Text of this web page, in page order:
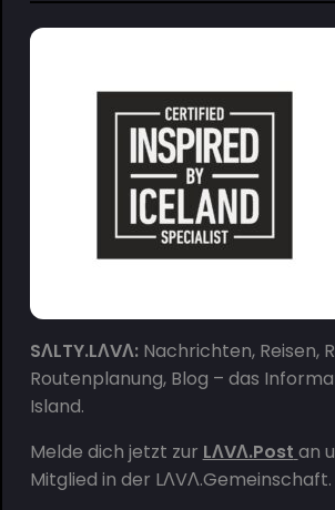
SΛLTY.LΛVΛ:Nachrichten, Reisen,
Routenplanung, Blog – das
Island.
Melde dich jetzt zur LΛVΛ.Post an
Mitglied in der LΛVΛ.Gemeinschaft.